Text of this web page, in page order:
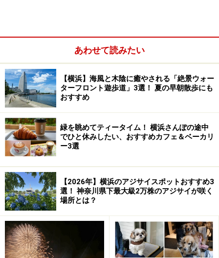
場所：3階メイン広場
点灯期間：2016年11月5日(土)～12月25日(日) 16:30～
24:00
ハッピーエレメントタイム：17:00／18:00／19:00／
20:00／21:00／22:00
あわせて読みたい
【横浜】海風と木陰に癒やされる「絶景ウォー
ターフロント遊歩道」3選！ 夏の早朝散歩にも
おすすめ
緑を眺めてティータイム！ 横浜さんぽの途中
でひと休みしたい、おすすめカフェ＆ベーカリ
ー3選
【2026年】横浜のアジサイスポットおすすめ3
選！ 神奈川県下最大級2万株のアジサイが咲く
場所とは？